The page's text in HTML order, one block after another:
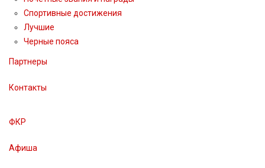
Спортивные достижения
Лучшие
Черные пояса
Партнеры
Контакты
ФКР
Афиша